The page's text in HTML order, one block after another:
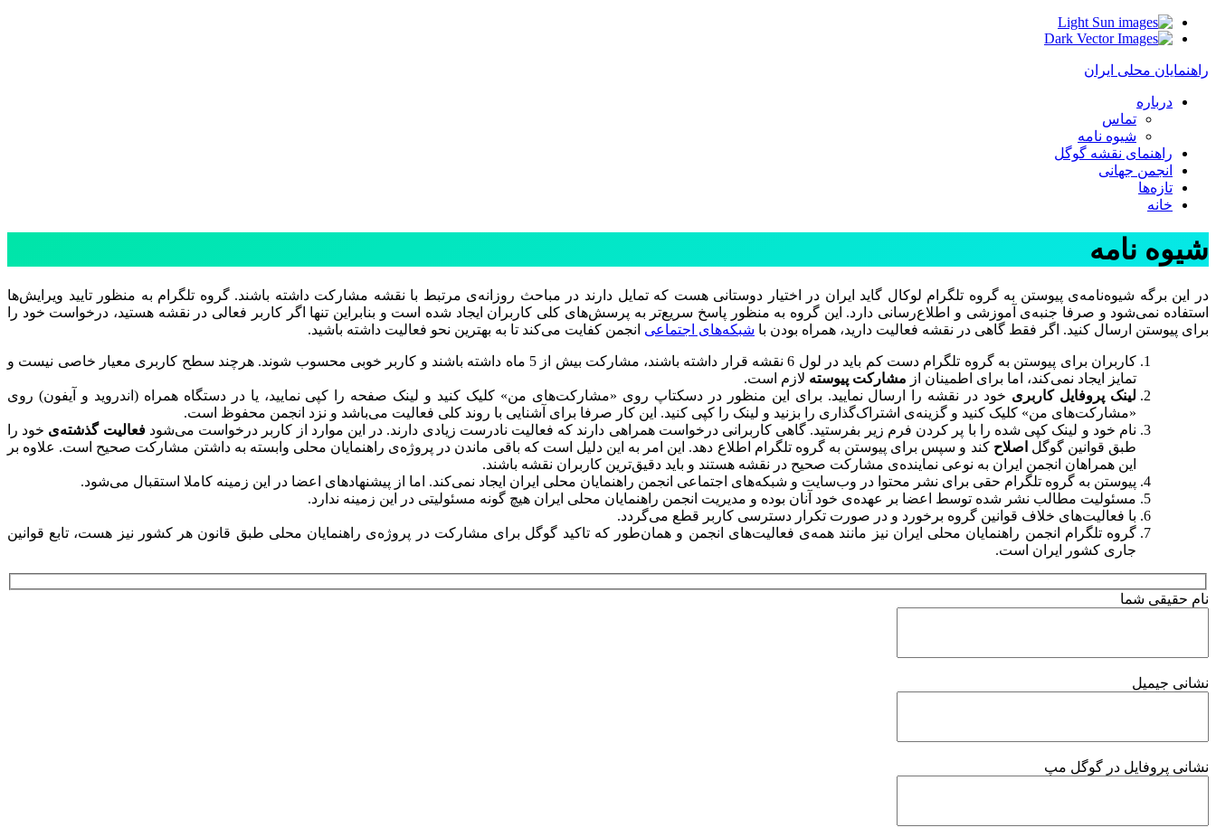
Light
Dark
راهنمایان محلی ایران
درباره
تماس
شیوه نامه
راهنمای نقشه گوگل
انجمن جهانی
تازه‌ها
خانه
شیوه نامه
در این برگه شیوه‌نامه‌ی پیوستن به گروه تلگرام لوکال گاید ایران در اختیار دوستانی هست که تمایل دارند در مباحث روزانه‌ی مرتبط با نقشه مشارکت داشته باشند. گروه تلگرام به منظور تایید ویرایش‌ها
استفاده نمی‌شود و صرفا جنبه‌ی آموزشی و اطلاع‌رسانی دارد. این گروه به منظور پاسخ سریع‌تر به پرسش‌های کلی کاربران ایجاد شده است و بنابراین تنها اگر کاربر فعالی در نقشه هستید، درخواست خود را
برای پیوستن ارسال کنید. اگر فقط گاهی در نقشه فعالیت دارید، همراه بودن با شبکه‌های اجتماعی انجمن کفایت می‌کند تا به بهترین نحو فعالیت داشته باشید.
کاربران برای پیوستن به گروه تلگرام دست کم باید در لول 6 نقشه قرار داشته باشند، مشارکت بیش از 5 ماه داشته باشند و کاربر خوبی محسوب شوند. هرچند سطح کاربری معیار خاصی نیست و
تمایز ایجاد نمی‌کند، اما برای اطمینان از مشارکت پیوسته لازم است.
لینک پروفایل کاربری خود در نقشه را ارسال نمایید. برای این منظور در دسکتاپ روی «مشارکت‌های من» کلیک کنید و لینک صفحه را کپی نمایید، یا در دستگاه همراه (اندروید و آیفون) روی
«مشارکت‌های من» کلیک کنید و گزینه‌ی اشتراک‌گذاری را بزنید و لینک را کپی کنید. این کار صرفا برای آشنایی با روند کلی فعالیت می‌باشد و نزد انجمن محفوظ است.
نام خود و لینک کپی شده را با پر کردن فرم زیر بفرستید. گاهی کاربرانی درخواست همراهی دارند که فعالیت نادرست زیادی دارند. در این موارد از کاربر درخواست می‌شودفعالیت گذشته‌ی خود را
طبق قوانین گوگل اصلاح کند و سپس برای پیوستن به گروه تلگرام اطلاع دهد. این امر به این دلیل است که باقی ماندن در پروژه‌ی راهنمایان محلی وابسته به داشتن مشارکت صحیح است. علاوه بر
این همراهان انجمن ایران به نوعی نماینده‌ی مشارکت صحیح در نقشه هستند و باید دقیق‌ترین کاربران نقشه باشند.
پیوستن به گروه تلگرام حقی برای نشر محتوا در وب‌سایت و شبکه‌های اجتماعی انجمن راهنمایان محلی ایران ایجاد نمی‌کند. اما از پیشنهادهای اعضا در این زمینه کاملا استقبال می‌شود.
مسئولیت مطالب نشر شده توسط اعضا بر عهده‌ی خود آنان بوده و مدیریت انجمن راهنمایان محلی ایران هیچ گونه مسئولیتی در این زمینه ندارد.
با فعالیت‌های خلاف قوانین گروه برخورد و در صورت تکرار دسترسی کاربر قطع می‌گردد.
گروه تلگرام انجمن راهنمایان محلی ایران نیز مانند همه‌ی فعالیت‌های انجمن و همان‌طور که تاکید گوگل برای مشارکت در پروژه‌ی راهنمایان محلی طبق قانون هر کشور نیز هست، تابع قوانین
جاری کشور ایران است.
نام حقیقی شما
نشانی جیمیل
نشانی پروفایل در گوگل مپ